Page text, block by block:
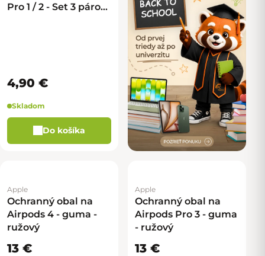
Pro 1 / 2 - Set 3 párov
4,90 €
Skladom
Do košíka
Apple
Ochranný obal na
Airpods 4 - guma -
ružový
13 €
Apple
Ochranný obal na
Airpods Pro 3 - guma
- ružový
13 €